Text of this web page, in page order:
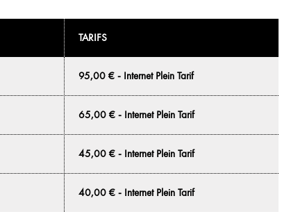
TARIFS
95,00 € - Internet Plein Tarif
65,00 € - Internet Plein Tarif
45,00 € - Internet Plein Tarif
40,00 € - Internet Plein Tarif